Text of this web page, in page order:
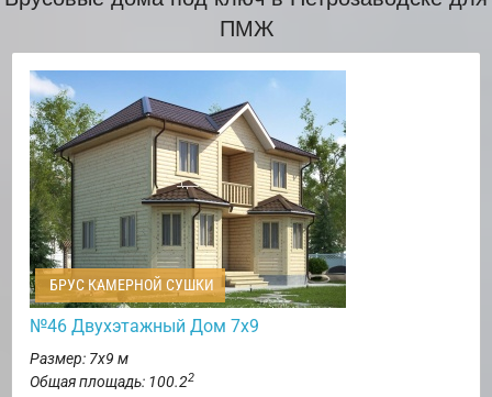
ПМЖ
БРУС КАМЕРНОЙ СУШКИ
№46 Двухэтажный Дом 7х9
Размер: 7х9 м
Общая площадь: 100.22